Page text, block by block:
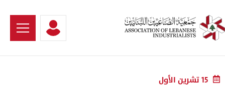
15 تشرين الأول